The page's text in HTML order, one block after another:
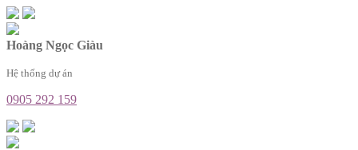
Hoàng Ngọc Giàu
Hệ thống dự án
0905 292 159